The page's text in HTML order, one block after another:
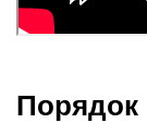
Порядок